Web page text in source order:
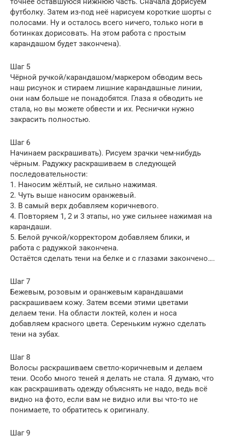
футболку. Затем из-под неё нарисуем короткие шорты с
полосами. Ну и осталось всего ничего, только ноги в
ботинках дорисовать. На этом работа с простым
карандашом будет закончена).
Шаг 5
Чёрной ручкой/карандашом/маркером обводим весь
наш рисунок и стираем лишние карандашные линии,
они нам больше не понадобятся. Глаза я обводить не
стала, но вы можете обвести и их. Реснички нужно
закрасить полностью.
Шаг 6
Начинаем раскрашивать). Рисуем зрачки чем-нибудь
чёрным. Радужку раскрашиваем в следующей
последовательности:
1. Наносим жёлтый, не сильно нажимая.
2. Чуть выше наносим оранжевый.
3. В самый верх добавляем коричневого.
4. Повторяем 1, 2 и 3 этапы, но уже сильнее нажимая на
карандаши.
5. Белой ручкой/корректором добавляем блики, и
работа с радужкой закончена.
Остаётся сделать тени на белке и с глазами закончено….
Шаг 7
Бежевым, розовым и оранжевым карандашами
раскрашиваем кожу. Затем всеми этими цветами
делаем тени. На области локтей, колен и носа
добавляем красного цвета. Сереньким нужно сделать
тени на зубах.
Шаг 8
Волосы раскрашиваем светло-коричневым и делаем
тени. Особо много теней я делать не стала. Я думаю, что
как раскрашивать одежду объяснять не надо, ведь всё
видно на фото, если вам не видно или вы что-то не
понимаете, то обратитесь к оригиналу.
Шаг 9